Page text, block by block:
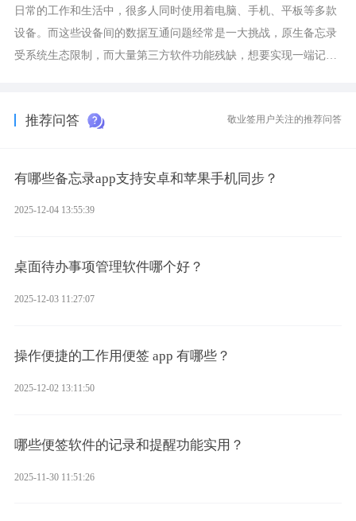
日常的工作和生活中，很多人同时使用着电脑、手机、平板等多款
设备。而这些设备间的数据互通问题经常是一大挑战，原生备忘录
受系统生态限制，而大量第三方软件功能残缺，想要实现一端记
推荐问答 敬业签用户关注的推荐问答
有哪些备忘录app支持安卓和苹果手机同步？
2025-12-04 13:55:39
桌面待办事项管理软件哪个好？
2025-12-03 11:27:07
操作便捷的工作用便签 app 有哪些？
2025-12-02 13:11:50
哪些便签软件的记录和提醒功能实用？
2025-11-30 11:51:26